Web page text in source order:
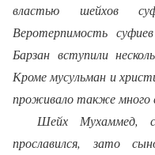
властью шейхов
Веротерпимость
Барзан вступили
Кроме мусульман и
проживало также много
Шейх Мухаммед,
прославился, зато